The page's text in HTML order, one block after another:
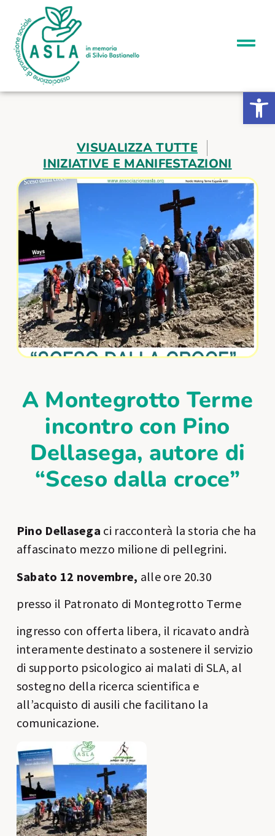
Apri la
VISUALIZZA TUTTE
INIZIATIVE E MANIFESTAZIONI
A Montegrotto Terme
incontro con Pino
Dellasega, autore di
“Sceso dalla croce”
Pino Dellasega ci racconterà la storia che ha
affascinato mezzo milione di pellegrini.
Sabato 12 novembre, alle ore 20.30
presso il Patronato di Montegrotto Terme
ingresso con offerta libera, il ricavato andrà
interamente destinato a sostenere il servizio
di supporto psicologico ai malati di SLA, al
sostegno della ricerca scientifica e
all’acquisto di ausili che facilitano la
comunicazione.